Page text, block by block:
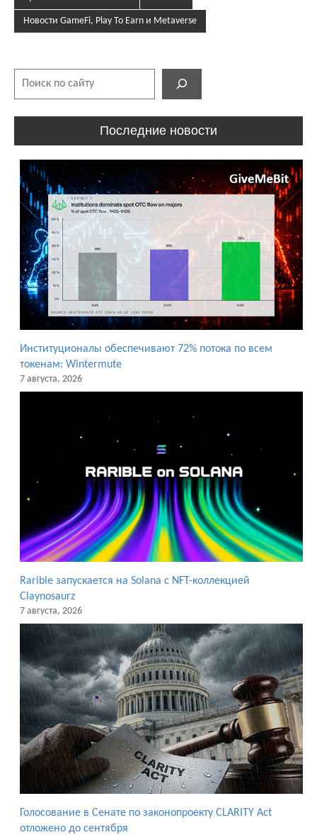
Новости GameFi, Play To Earn и Metaverse
Последние новости
Институционалы обеспечивают 72% потока по всем
токенам: Wintermute
7 августа, 2026
Rarible запускается на Solana с NFT-коллекцией
Claynosaurz
7 августа, 2026
Голосование в Сенате по законопроекту CLARITY Act
отложено до сентября